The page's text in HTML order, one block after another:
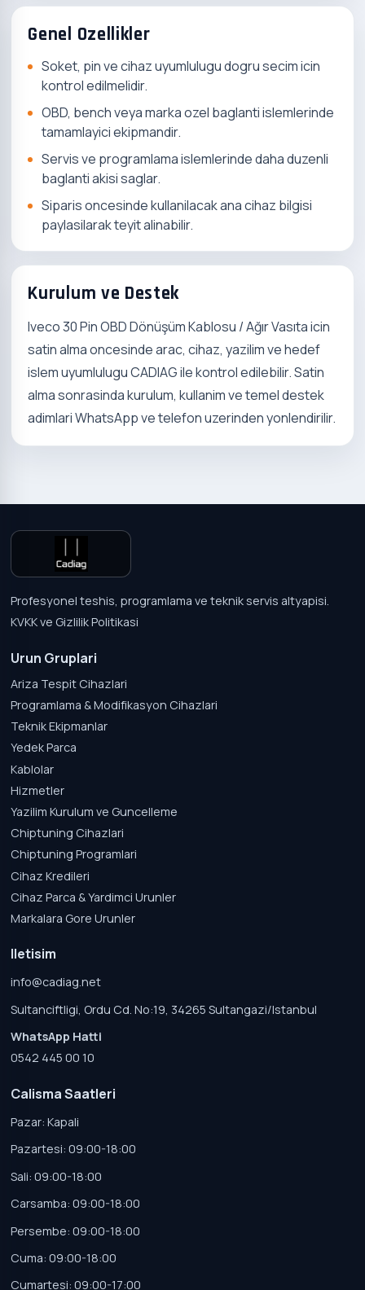
Genel Ozellikler
Soket, pin ve cihaz uyumlulugu dogru secim icin
kontrol edilmelidir.
OBD, bench veya marka ozel baglanti islemlerinde
tamamlayici ekipmandir.
Servis ve programlama islemlerinde daha duzenli
baglanti akisi saglar.
Siparis oncesinde kullanilacak ana cihaz bilgisi
paylasilarak teyit alinabilir.
Kurulum ve Destek
Iveco 30 Pin OBD Dönüşüm Kablosu / Ağır Vasıta icin
satin alma oncesinde arac, cihaz, yazilim ve hedef
islem uyumlulugu CADIAG ile kontrol edilebilir. Satin
alma sonrasinda kurulum, kullanim ve temel destek
adimlari WhatsApp ve telefon uzerinden yonlendirilir.
Profesyonel teshis, programlama ve teknik servis altyapisi.
KVKK ve Gizlilik Politikasi
Urun Gruplari
Ariza Tespit Cihazlari
Programlama & Modifikasyon Cihazlari
Teknik Ekipmanlar
Yedek Parca
Kablolar
Hizmetler
Yazilim Kurulum ve Guncelleme
Chiptuning Cihazlari
Chiptuning Programlari
Cihaz Kredileri
Cihaz Parca & Yardimci Urunler
Markalara Gore Urunler
Iletisim
info@cadiag.net
Sultanciftligi, Ordu Cd. No:19, 34265 Sultangazi/Istanbul
WhatsApp Hatti
0542 445 00 10
Calisma Saatleri
Pazar: Kapali
Pazartesi: 09:00-18:00
Sali: 09:00-18:00
Carsamba: 09:00-18:00
Persembe: 09:00-18:00
Cuma: 09:00-18:00
Cumartesi: 09:00-17:00